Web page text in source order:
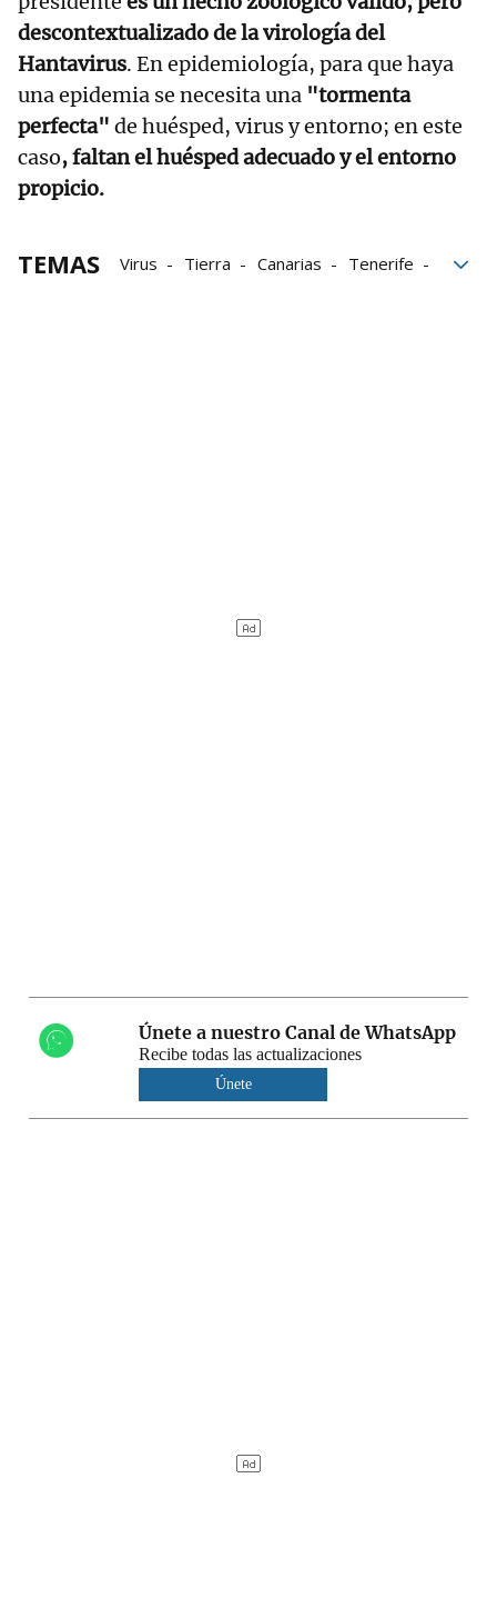
descontextualizado de la virología del
Hantavirus. En epidemiología, para que haya
una epidemia se necesita una "tormenta
perfecta" de huésped, virus y entorno; en este
caso, faltan el huésped adecuado y el entorno
propicio.
TEMAS Virus Tierra Canarias
Tenerife
Únete a nuestro Canal de WhatsApp
Recibe todas las actualizaciones
Únete